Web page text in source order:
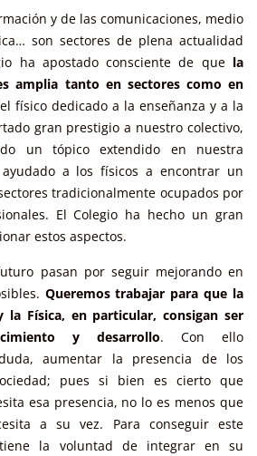
y de las comunicaciones, medio
son sectores de plena actualidad
ha apostado consciente de que la
amplia tanto en sectores como en
físico dedicado a la enseñanza y a la
gran prestigio a nuestro colectivo,
un tópico extendido en nuestra
a los físicos a encontrar un
tradicionalmente ocupados por
El Colegio ha hecho un gran
estos aspectos.
pasan por seguir mejorando en
Queremos trabajar para que la
la Física, en particular, consigan ser
y desarrollo. Con ello
aumentar la presencia de los
pues si bien es cierto que
esa presencia, no lo es menos que
a su vez. Para conseguir este
la voluntad de integrar en su